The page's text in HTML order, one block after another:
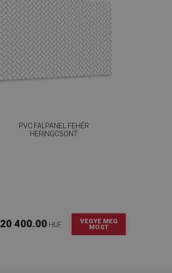
PVC FALPANEL FEHÉR
HERINGCSONT
20 400.00 HUF
VEGYE MEG
MOST